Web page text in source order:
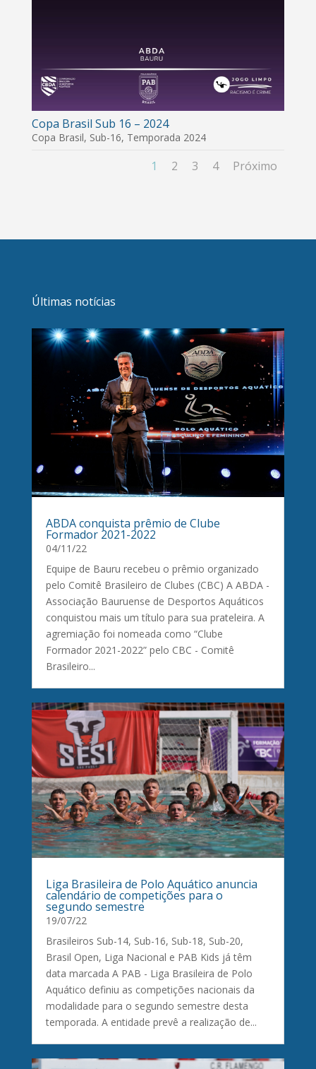
Copa Brasil Sub 16 – 2024
Copa Brasil, Sub-16, Temporada 2024
1 2 3 4 Próximo
Últimas notícias
ABDA conquista prêmio de Clube
Formador 2021-2022
04/11/22
Equipe de Bauru recebeu o prêmio organizado
pelo Comitê Brasileiro de Clubes (CBC) A ABDA -
Associação Bauruense de Desportos Aquáticos
conquistou mais um título para sua prateleira. A
agremiação foi nomeada como “Clube
Formador 2021-2022” pelo CBC - Comitê
Brasileiro...
Liga Brasileira de Polo Aquático anuncia
calendário de competições para o
segundo semestre
19/07/22
Brasileiros Sub-14, Sub-16, Sub-18, Sub-20,
Brasil Open, Liga Nacional e PAB Kids já têm
data marcada A PAB - Liga Brasileira de Polo
Aquático definiu as competições nacionais da
modalidade para o segundo semestre desta
temporada. A entidade prevê a realização de...